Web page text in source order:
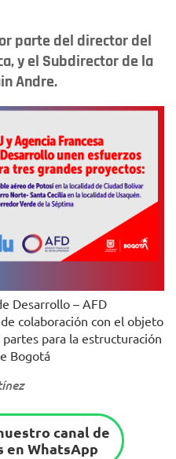
parte del director del
y el Subdirector de la
Andre.
Desarrollo – AFD
colaboración con el objeto
para la estructuración
Bogotá
canal de
en WhatsApp